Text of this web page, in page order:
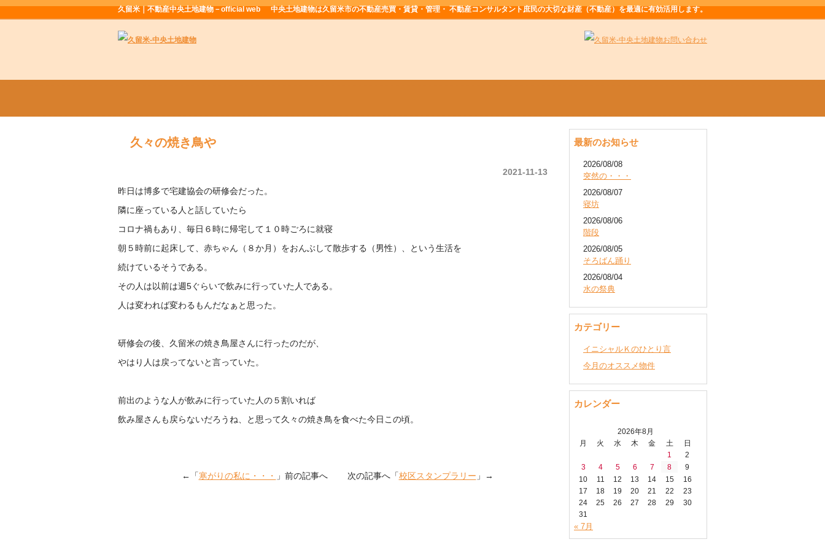
久留米｜不動産中央土地建物－official web 中央土地建物は久留米市の不動産売買・賃貸・管理・ 不動産コンサルタント庶民の大切な財産（不動産）を最適に有効活用します。
久々の焼き鳥や
2021-11-13
昨日は博多で宅建協会の研修会だった。
隣に座っている人と話していたら
コロナ禍もあり、毎日６時に帰宅して１０時ごろに就寝
朝５時前に起床して、赤ちゃん（８か月）をおんぶして散歩する（男性）、という生活を
続けているそうである。
その人は以前は週5ぐらいで飲みに行っていた人である。
人は変われば変わるもんだなぁと思った。
研修会の後、久留米の焼き鳥屋さんに行ったのだが、
やはり人は戻ってないと言っていた。
前出のような人が飲みに行っていた人の５割いれば
飲み屋さんも戻らないだろうね、と思って久々の焼き鳥を食べた今日この頃。
←「寒がりの私に・・・ 」前の記事へ 次の記事へ「校区スタンプラリー 」→
最新のお知らせ
2026/08/08
突然の・・・
2026/08/07
寝坊
2026/08/06
階段
2026/08/05
そろばん踊り
2026/08/04
水の祭典
カテゴリー
イニシャルＫのひとり言
今月のオススメ物件
カレンダー
2026年8月
月
火 水 木 金 土
日
1
2
3
4 5 6 7 8
9
10
11 12 13 14 15
16
17
18 19 20 21 22
23
24
25 26 27 28 29
30
31
« 7月